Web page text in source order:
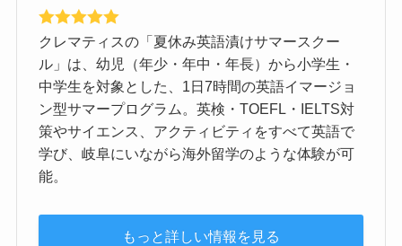
クレマティスの「夏休み英語漬けサマースクー
ル」は、幼児（年少・年中・年長）から小学生・
中学生を対象とした、1日7時間の英語イマージョ
ン型サマープログラム。英検・TOEFL・IELTS対
策やサイエンス、アクティビティをすべて英語で
学び、岐阜にいながら海外留学のような体験が可
能。
もっと詳しい情報を見る